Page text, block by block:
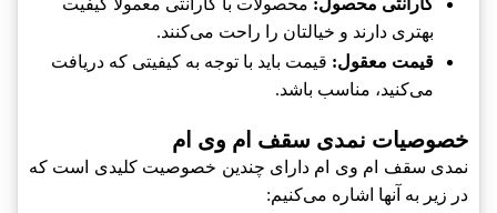
گارانتی محصول: محصولات با گارانتی معمولاً کیفیت
بهتری دارند و خیالتان را راحت می‌کنند.
قیمت معقول: قیمت باید با توجه به کیفیتی که دریافت
می‌کنید، مناسب باشد.
خصوصیات نمدی سقف ام وی ام
نمدی سقف ام وی ام دارای چندین خصوصیت کلیدی است که
در زیر به آنها اشاره می‌کنیم: